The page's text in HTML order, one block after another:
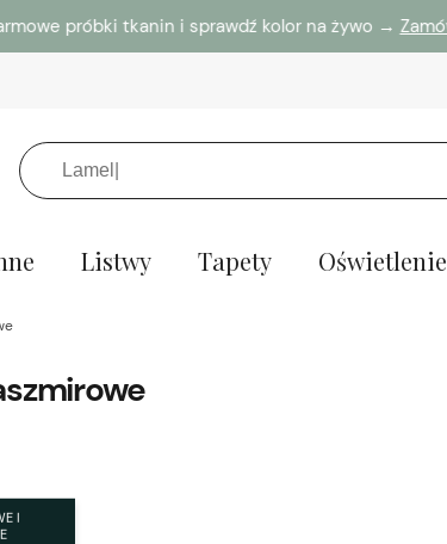
próbki tkanin i sprawdź kolor na żywo →Zamów
Listwy Tapety Oświetlenie
I